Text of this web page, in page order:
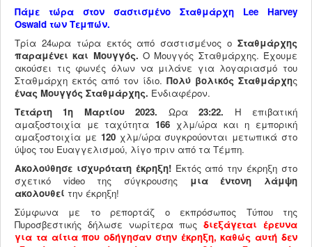
Πάμε τώρα στον σαστισμένο Σταθμάρχη Lee Harvey
Oswald των Τεμπών.
Τρία 24ωρα τώρα εκτός από σαστισμένος ο Σταθμάρχης
παραμένει και Μουγγός. Ο Μουγγός Σταθμάρχης. Έχουμε
ακούσει τις φωνές όλων να μιλάνε για λογαριασμό του
Σταθμάρχη εκτός από τον ίδιο. Πολύ βολικός Σταθμάρχης
ένας Μουγγός Σταθμάρχης. Ενδιαφέρον.
Τετάρτη 1η Μαρτίου 2023. Ωρα23:22. Η επιβατική
αμαξοστοιχία με ταχύτητα 166 χλμ/ώρα και η εμπορική
αμαξοστοιχία με 120χλμ/ώρα συγκρούονται μετωπικά στο
ύψος του Ευαγγελισμού, λίγο πριν από τα Τέμπη.
Ακολούθησε ισχυρότατη έκρηξη! Εκτός από την έκρηξη στο
σχετικό video της σύγκρουσης μια έντονη λάμψη
ακολουθεί την έκρηξη!
Σύμφωνα με το ρεπορτάζ ο εκπρόσωπος Τύπου της
Πυροσβεστικής δήλωσε νωρίτερα πωςδιεξάγεται έρευνα
για τα αίτια που οδήγησαν στην έκρηξη, καθώς αυτή δεν